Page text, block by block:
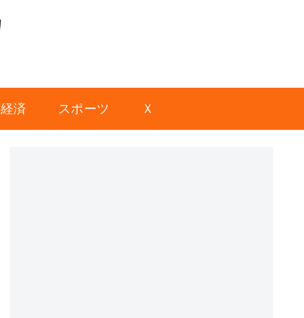
経済 スポーツ Ｘ